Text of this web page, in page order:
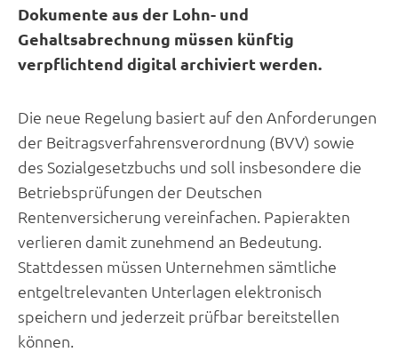
Dokumente aus der Lohn- und
Gehaltsabrechnung müssen künftig
verpflichtend digital archiviert werden.
Die neue Regelung basiert auf den Anforderungen
der Beitragsverfahrensverordnung (BVV) sowie
des Sozialgesetzbuchs und soll insbesondere die
Betriebsprüfungen der Deutschen
Rentenversicherung vereinfachen. Papierakten
verlieren damit zunehmend an Bedeutung.
Stattdessen müssen Unternehmen sämtliche
entgeltrelevanten Unterlagen elektronisch
speichern und jederzeit prüfbar bereitstellen
können.